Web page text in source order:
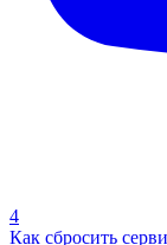
4
Как сбросить